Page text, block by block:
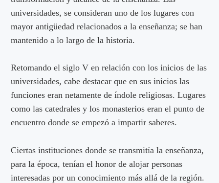
universidades, se consideran uno de los lugares con
mayor antigüedad relacionados a la enseñanza; se han
mantenido a lo largo de la historia.
Retomando el siglo V en relación con los inicios de las
universidades, cabe destacar que en sus inicios las
funciones eran netamente de índole religiosas. Lugares
como las catedrales y los monasterios eran el punto de
encuentro donde se empezó a impartir saberes.
Ciertas instituciones donde se transmitía la enseñanza,
para la época, tenían el honor de alojar personas
interesadas por un conocimiento más allá de la región.